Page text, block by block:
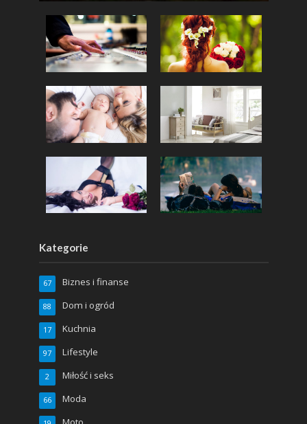
Kategorie
Biznes i finanse
67
Dom i ogród
88
Kuchnia
17
Lifestyle
97
Miłość i seks
2
Moda
66